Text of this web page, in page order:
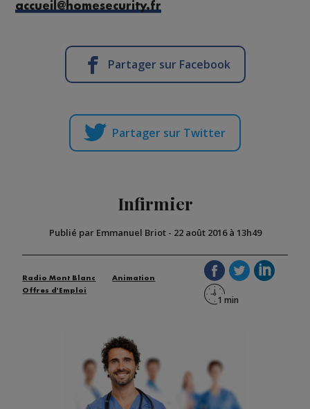
accueil@homesecurity.fr
Partager sur Facebook
Partager sur Twitter
Infirmier
Publié par Emmanuel Briot- 22 août 2016 à 13h49
Radio Mont Blanc
Animation
Offres d'Emploi